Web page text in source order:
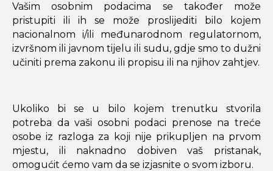
Vašim osobnim podacima se također može
pristupiti ili ih se može proslijediti bilo kojem
nacionalnom i/ili međunarodnom regulatornom,
izvršnom ili javnom tijelu ili sudu, gdje smo to dužni
učiniti prema zakonu ili propisu ili na njihov zahtjev.
Ukoliko bi se u bilo kojem trenutku stvorila
potreba da vaši osobni podaci prenose na treće
osobe iz razloga za koji nije prikupljen na prvom
mjestu, ili naknadno dobiven vaš pristanak,
omogućit ćemo vam da se izjasnite o svom izboru.